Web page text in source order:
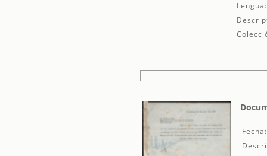
Lengua:
Fecha: